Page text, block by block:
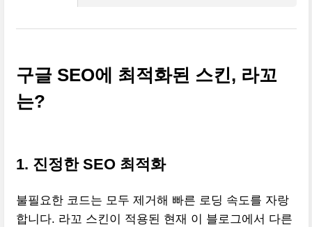
블로그 스킨을 출
구글 SEO에 최적화된 스킨, 라꼬
는?
1. 진정한 SEO 최적화
불필요한 코드는 모두 제거해 빠른 로딩 속도를 자랑
합니다. 라꼬 스킨이 적용된 현재 이 블로그에서 다른